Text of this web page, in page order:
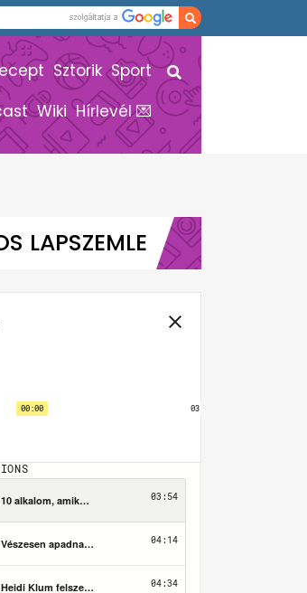
Sztorik Sport
Wiki Hírlevél 💌
LAPSZEMLE